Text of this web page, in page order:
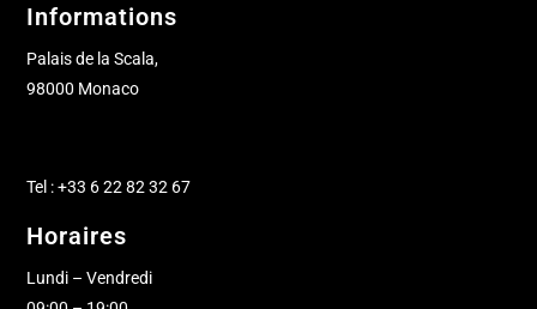
Informations
Palais de la Scala,
98000 Monaco
Tel : +33 6 22 82 32 67
Horaires
Lundi – Vendredi